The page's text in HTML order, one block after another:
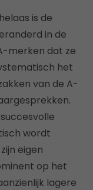
is de
in de
merken dat ze
het
van de A-
wordt
eigen
op het
lagere